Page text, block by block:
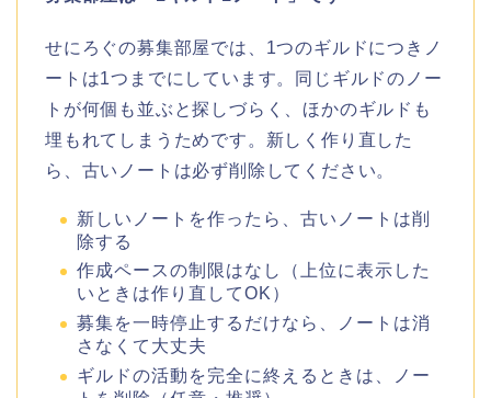
せにろぐの募集部屋では、1つのギルドにつきノ
ートは1つまでにしています。同じギルドのノー
トが何個も並ぶと探しづらく、ほかのギルドも
埋もれてしまうためです。新しく作り直した
ら、古いノートは必ず削除してください。
新しいノートを作ったら、古いノートは削
除する
作成ペースの制限はなし（上位に表示した
いときは作り直してOK）
募集を一時停止するだけなら、ノートは消
さなくて大丈夫
ギルドの活動を完全に終えるときは、ノー